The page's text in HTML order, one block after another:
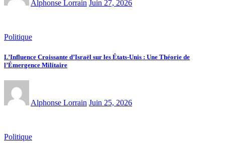
Alphonse Lorrain Juin 27, 2026
Politique
L’Influence Croissante d’Israël sur les États-Unis : Une Théorie de
l’Émergence Militaire
Alphonse Lorrain Juin 25, 2026
Politique